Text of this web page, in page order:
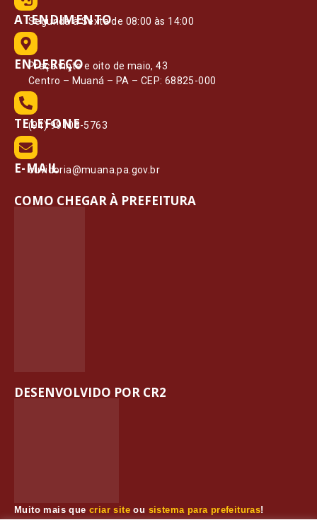
ATENDIMENTO
Segunda à Sexta de 08:00 às 14:00
ENDEREÇO
Praça vinte e oito de maio, 43
Centro – Muaná – PA – CEP: 68825-000
TELEFONE
(91) 99108-5763
E-MAIL
ouvidoria@muana.pa.gov.br
COMO CHEGAR À PREFEITURA
Muito mais quecriar site ou sistema para prefeituras!
DESENVOLVIDO POR CR2